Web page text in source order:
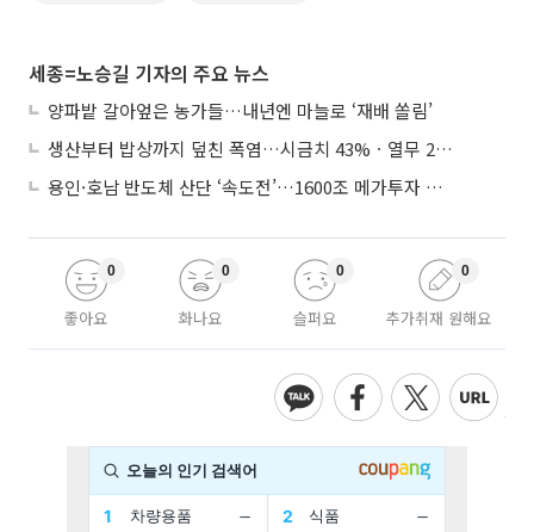
세종=노승길 기자의 주요 뉴스
양파밭 갈아엎은 농가들…내년엔 마늘로 ‘재배 쏠림’
생산부터 밥상까지 덮친 폭염…시금치 43%ㆍ열무 28% 급등
용인·호남 반도체 산단 ‘속도전’…1600조 메가투자 이행 총력
좋아요
0
화나요
0
슬퍼요
0
추가취재 원해요
0